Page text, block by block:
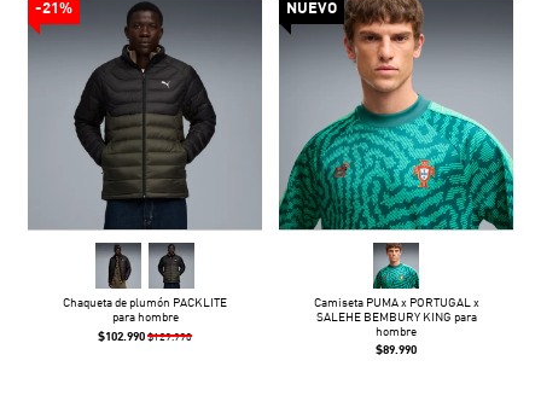
-21%
Chaqueta de plumón PACKLITE
para hombre
$102.990 $129.990
NUEVO
Camiseta PUMA x PORTUGAL x
SALEHE BEMBURY KING para
hombre
$89.990